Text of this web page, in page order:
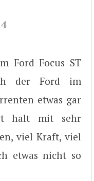
Ford Focus ST
der Ford im
etwas gar
halt mit sehr
viel Kraft, viel
etwas nicht so